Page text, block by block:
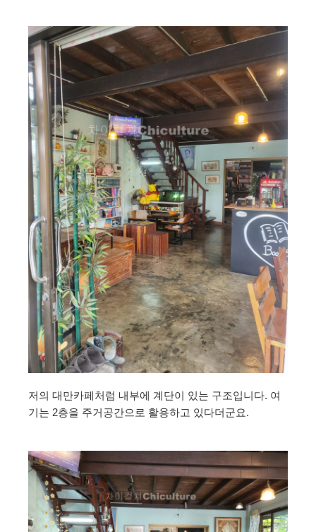
저의 대만카페처럼 내부에 계단이 있는 구조입니다. 여
기는 2층을 주거공간으로 활용하고 있다더군요.